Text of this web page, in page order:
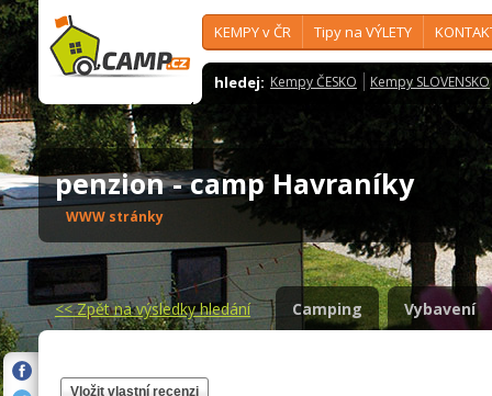
KEMPY v ČR Tipy na VÝLETY
hledej: Kempy ČESKO Kempy SLOVENSKO
penzion - camp Havraníky
WWW stránky
<<Zpět na výsledky hledání Camping Vybavení
Vložit vlastní recenzi